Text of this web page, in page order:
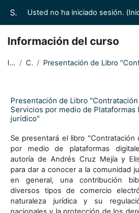
Suprema Corte de Justicia de la Nación/Casas de los Saberes Jurídicos Usted no ha iniciado sesión. (
Información del curso
Inicio Cursos
Presentación de Libro
Servicios por medio de Plataformas
jurídico"
Se presentará el libro
por medio de plataformas
autoría de Andrés Cruz Mejía y
para dar a conocer a la comunidad
en general, una contribución
diversos tipos de comercio
naturaleza jurídica y su